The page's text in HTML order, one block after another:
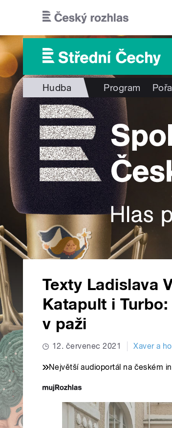
Hudba Program
Texty Ladislava
Katapult i
v paži
12. červenec 2021 Xaver a
Největší audioportál na českém